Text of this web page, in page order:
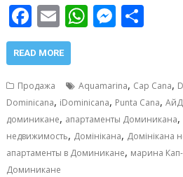
F
ac
e
b
o
o
k
E
m
ai
W
s
A
p
p
M
e
n
g
er
р
а
в
и
READ MORE
Продажа Aquamarina, Cap Cana,
Dominicana, iDominicana, Punta Cana,
доминикане, апартаменты Доминикана,
недвижимость, Домінікана, Домінікана
апартаменты в Доминикане, марина
Доминикане